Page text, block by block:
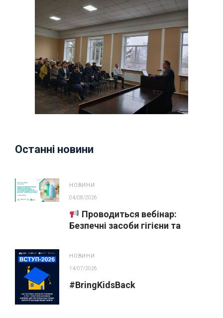
Останні новини
НОВИНИ
04/08/2026
Проводиться вебінар:
Безпечні засоби гігієни та
НОВИНИ
14/07/2026
#BringKidsBack